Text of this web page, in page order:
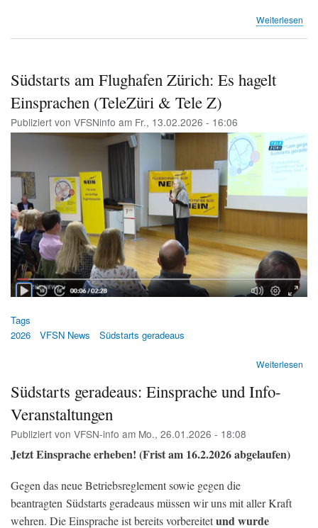
Weiterlesen
Südstarts am Flughafen Zürich: Es hagelt
Einsprachen (TeleZüri & Tele Z)
Publiziert von VFSNinfo am Fr., 13.02.2026 - 16:06
Tags
2026
VFSN News Südstarts geradeaus
Weiterlesen
Südstarts geradeaus: Einsprache und Info-
Veranstaltungen
Publiziert von VFSN-info am Mo., 26.01.2026 - 18:08
Jetzt Einsprache erheben! (Frist am 16.2.2026 abgelaufen)
Gegen das neue Betriebsreglement sowie gegen die
beantragten Südstarts geradeaus müssen wir uns mit aller Kraft
wehren. Die Einsprache ist bereits vorbereitetund wurde